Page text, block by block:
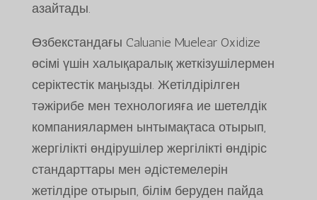
азайтады.
Өзбекстандағы Caluanie Muelear Oxidize
өсімі үшін халықаралық жеткізушілермен
серіктестік маңызды. Жетілдірілген
тәжірибе мен технологияға ие шетелдік
компаниялармен ынтымақтаса отырып,
жергілікті өндірушілер жергілікті өндіріс
стандарттары мен әдістемелерін
жетілдіре отырып, білім беруден пайда